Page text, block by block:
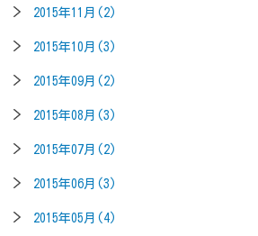
2015年11月(2)
2015年10月(3)
2015年09月(2)
2015年08月(3)
2015年07月(2)
2015年06月(3)
2015年05月(4)